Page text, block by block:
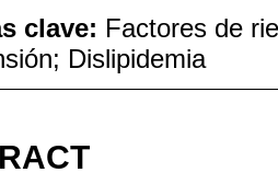
clave: Factores de
Dislipidemia